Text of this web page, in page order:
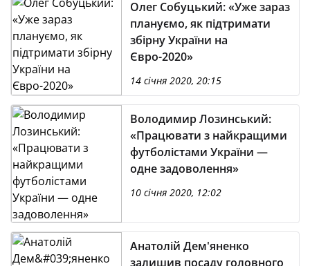
Олег Собуцький: «Уже зараз
плануємо, як підтримати
збірну України на
Євро-2020»
14 січня 2020, 20:15
Володимир Лозинський:
«Працювати з найкращими
футболістами України —
одне задоволення»
10 січня 2020, 12:02
Анатолій Дем'яненко
залишив посаду головного